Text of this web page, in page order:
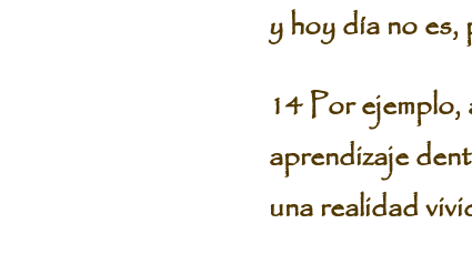
y hoy día no
14 Por
aprendizaje
una realidad